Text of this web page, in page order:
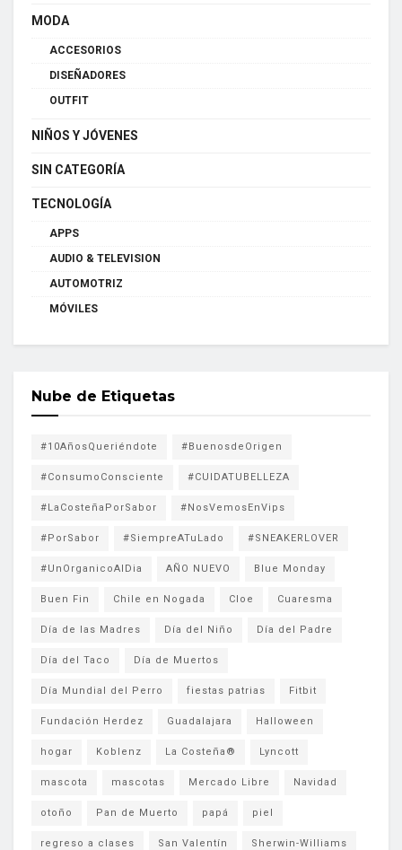
MODA
ACCESORIOS
DISEÑADORES
OUTFIT
NIÑOS Y JÓVENES
SIN CATEGORÍA
TECNOLOGÍA
APPS
AUDIO & TELEVISION
AUTOMOTRIZ
MÓVILES
Nube de Etiquetas
#10AñosQueriéndote #BuenosdeOrigen
#ConsumoConsciente #CUIDATUBELLEZA
#LaCosteñaPorSabor #NosVemosEnVips
#PorSabor #SiempreATuLado #SNEAKERLOVER
#UnOrganicoAlDia AÑO NUEVO Blue Monday
Buen Fin Chile en Nogada Cloe Cuaresma
Día de las Madres Día del Niño Día del Padre
Día del Taco Día de Muertos
Día Mundial del Perro fiestas patrias Fitbit
Fundación Herdez Guadalajara Halloween
hogar Koblenz La Costeña® Lyncott
mascota mascotas Mercado Libre Navidad
otoño Pan de Muerto papá piel
regreso a clases San Valentín Sherwin-Williams